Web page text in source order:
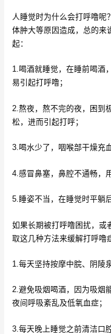
人睡觉时为什么会打呼噜呢
体肿大等原因造成，总的来
起：
1.喝酒就睡觉，在睡前喝酒
易引起打呼噜；
2.熬夜，熬不完的夜，困到
松，进而引起打呼；
3.喝水少了，咽喉部干燥充
4.感冒鼻塞，鼻腔不通畅，
5.睡姿不当，在睡觉时平躺
如果长期被打呼噜困扰，或
取这几种方法来缓解打呼噜
1.每天坚持按摩中脘、阴陵
2.避免吸烟喝酒，因为吸烟
夜间呼吸紊乱及低氧血症；
3.每天晚上睡觉之前清洁口